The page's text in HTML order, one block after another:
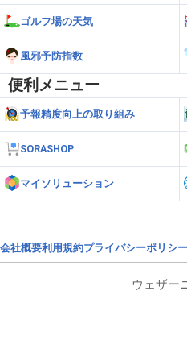
ゴルフ場の天気
風邪予防指数
便利メニュー
予報精度向上の取り組み
SORASHOP
マイソリューション
会社概要利用規約プライバシーポリシー
ウェザー